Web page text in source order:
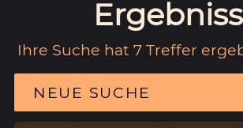
Ihre Suche hat 7 Treffer
NEUE SUCHE